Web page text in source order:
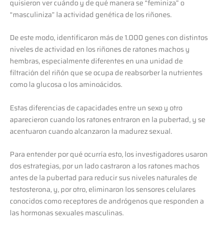
quisieron ver cuándo y de qué manera se “feminiza” o
“masculiniza” la actividad genética de los riñones.
De este modo, identificaron más de 1.000 genes con distintos
niveles de actividad en los riñones de ratones machos y
hembras, especialmente diferentes en una unidad de
filtración del riñón que se ocupa de reabsorber la nutrientes
como la glucosa o los aminoácidos.
Estas diferencias de capacidades entre un sexo y otro
aparecieron cuando los ratones entraron en la pubertad, y se
acentuaron cuando alcanzaron la madurez sexual.
Para entender por qué ocurría esto, los investigadores usaron
dos estrategias, por un lado castraron a los ratones machos
antes de la pubertad para reducir sus niveles naturales de
testosterona, y, por otro, eliminaron los sensores celulares
conocidos como receptores de andrógenos que responden a
las hormonas sexuales masculinas.